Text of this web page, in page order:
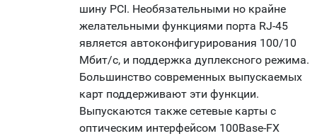
шину PCI. Необязательными но крайне
желательными функциями порта RJ-45
является автоконфигурирования 100/10
Мбит/с, и поддержка дуплексного режима.
Большинство современных выпускаемых
карт поддерживают эти функции.
Выпускаются также сетевые карты с
оптическим интерфейсом 100Base-FX